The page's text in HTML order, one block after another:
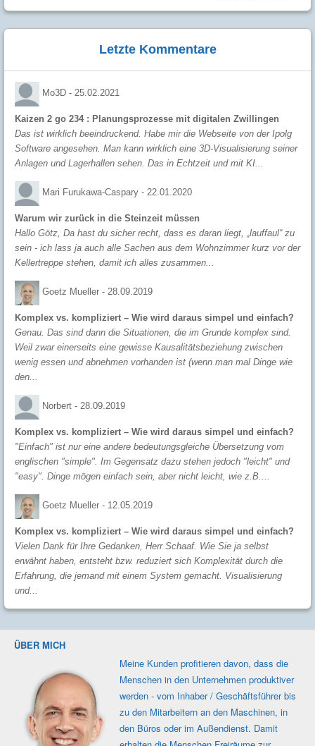
Letzte Kommentare
Mo3D - 25.02.2021
Kaizen 2 go 234 : Planungsprozesse mit digitalen Zwillingen
Das ist wirklich beeindruckend. Habe mir die Webseite von der Ipolg
Software angesehen. Man kann wirklich eine 3D-Visualisierung seiner
Anlagen und Lagerhallen sehen. Das in Echtzeit und mit KI...
Mari Furukawa-Caspary - 22.01.2020
Warum wir zurück in die Steinzeit müssen
Hallo Götz, Da hast du sicher recht, dass es daran liegt, „lauffaul“ zu
sein - ich lass ja auch alle Sachen aus dem Wohnzimmer kurz vor der
Kellertreppe stehen, damit ich alles zusammen...
Goetz Mueller - 28.09.2019
Komplex vs. kompliziert – Wie wird daraus simpel und einfach?
Genau. Das sind dann die Situationen, die im Grunde komplex sind.
Weil zwar einerseits eine gewisse Kausalitätsbeziehung zwischen
wenig essen und abnehmen vorhanden ist (wenn man mal Dinge wie
den...
Norbert - 28.09.2019
Komplex vs. kompliziert – Wie wird daraus simpel und einfach?
"Einfach" ist nur eine andere bedeutungsgleiche Übersetzung vom
englischen "simple". Im Gegensatz dazu stehen jedoch "leicht" und
"easy". Dinge mögen einfach sein, aber nicht leicht, wie z.B....
Goetz Mueller - 12.05.2019
Komplex vs. kompliziert – Wie wird daraus simpel und einfach?
Vielen Dank für Ihre Gedanken, Herr Schaaf. Wie Sie ja selbst
erwähnt haben, entsteht bzw. reduziert sich Komplexität durch die
Erfahrung, die jemand mit einem System gemacht. Visualisierung
und...
ÜBER MICH
Meine Kunden profi­tieren davon, dass die
Men­schen in den Unter­nehmen produk­tiver
werden - vom Inhaber / Geschäfts­führer bis
zu den Mit­ar­beitern an den Maschi­nen, in
den Büros oder im Außen­dienst. Damit